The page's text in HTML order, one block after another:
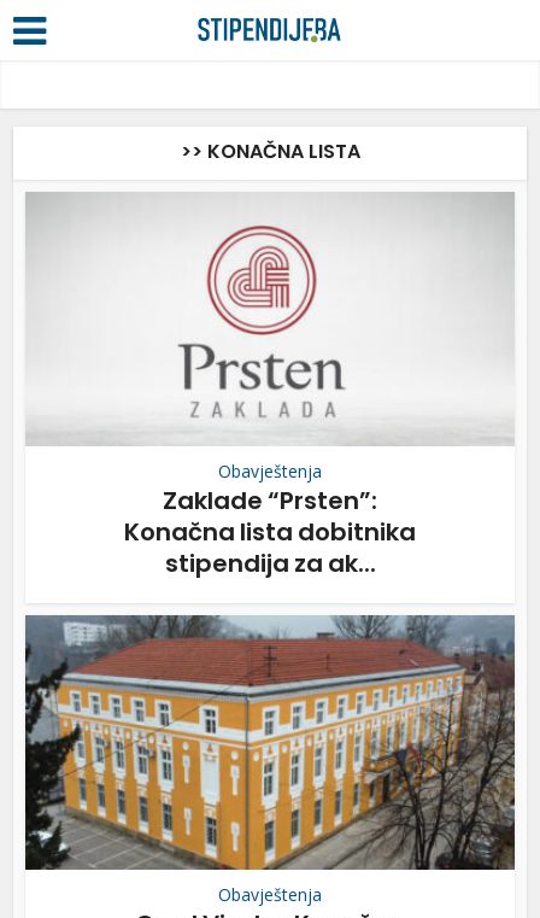
>> KONAČNA LISTA
Obavještenja
Zaklade “Prsten”:
Konačna lista dobitnika
stipendija za ak...
Obavještenja